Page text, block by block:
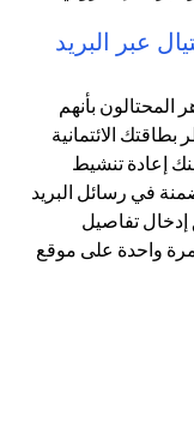
عبر البريد
المحتالون بأنهم
الائتمانية
إعادة تنشيط
في رسائل البريد
إدخال تفاصيل
واحدة على موقع